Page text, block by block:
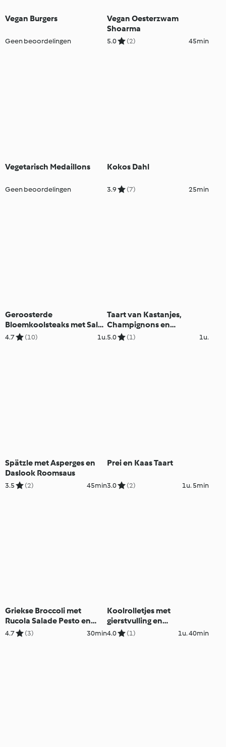
Vegan Burgers
Geen beoordelingen
Vegan Oesterzwam
Shoarma
5.0 (2) 45min
Vegetarisch Medaillons
Geen beoordelingen
Kokos Dahl
3.9 (7) 25min
Geroosterde
Bloemkoolsteaks met Salsa
en Puree
4.7 (10) 1u.
Taart van Kastanjes,
Champignons en
Veenbessen
5.0 (1) 1u.
Spätzle met Asperges en
Daslook Roomsaus
3.5 (2) 45min
Prei en Kaas Taart
3.0 (2) 1u. 5min
Griekse Broccoli met
Rucola Salade Pesto en
Geroosterde Citroen
4.7 (3) 30min
Koolrolletjes met
gierstvulling en
champignonsaus
4.0 (1) 1u. 40min